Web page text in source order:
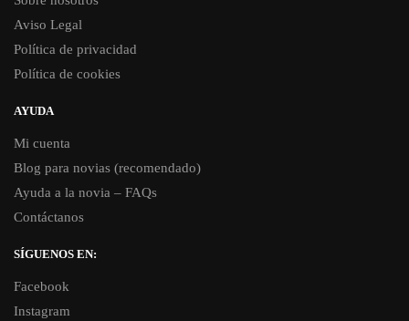
Aviso Legal
Política de privacidad
Política de cookies
AYUDA
Mi cuenta
Blog para novias (recomendado)
Ayuda a la novia – FAQs
Contáctanos
SÍGUENOS EN:
Facebook
Instagram